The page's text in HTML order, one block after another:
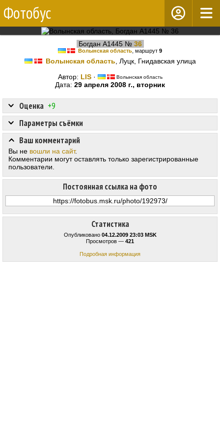
Фотобус
Богдан А1445 № 36
Волынская область , маршрут 9
Волынская область , Луцк, Гнидавская улица
Автор: LIS· Волынская область
Дата: 29 апреля 2008 г., вторник
Статистика
Опубликовано 04.12.2009 23:03 MSK
Просмотров — 421
Подробная информация
Оценка +9
Постоянная ссылка на фото
Параметры съёмки
Ваш комментарий
Вы не вошли на сайт.
Комментарии могут оставлять только зарегистрированные
пользователи.